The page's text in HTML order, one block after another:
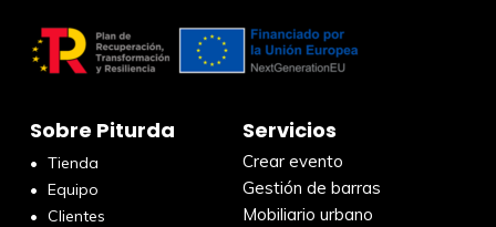
Sobre Piturda
Tienda
Equipo
Clientes
Servicios
Crear evento
Gestión de barras
Mobiliario urbano